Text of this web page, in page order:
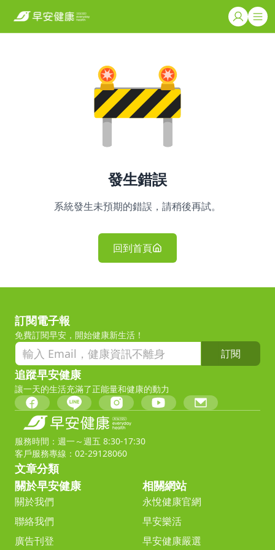
發生錯誤
系統發生未預期的錯誤，請稍後再試。
回到首頁
訂閱電子報
免費訂閱早安，開始健康新生活！
訂閱
追蹤早安健康
讓一天的生活充滿了正能量和健康的動力
服務時間：週一～週五 8:30-17:30
客戶服務專線：02-29128060
文章分類
關於早安健康
關於我們
聯絡我們
廣告刊登
相關網站
永悅健康官網
早安樂活
早安健康嚴選